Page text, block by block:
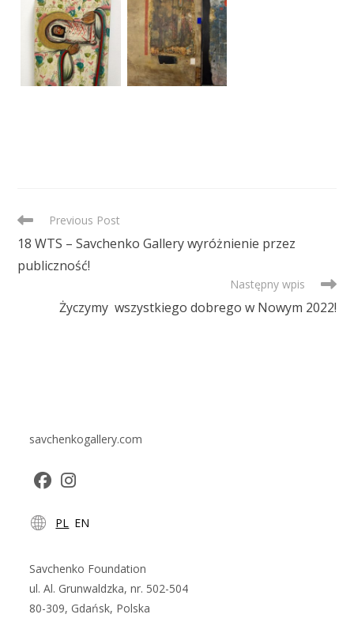
READ
ARTICLES
Previous Post
18 WTS – Savchenko Gallery wyróżnienie przez
publiczność!
Następny wpis
Życzymy wszystkiego dobrego w Nowym 2022!
savchenkogallery.com
in
new
tab
in
new
tab
PL EN
Savchenko Foundation
ul. Al. Grunwaldzka, nr. 502-504
80-309, Gdańsk, Polska